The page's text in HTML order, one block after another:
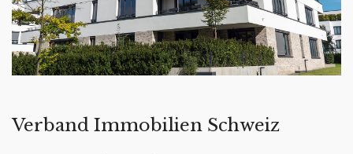
Verband Immobilien Schweiz